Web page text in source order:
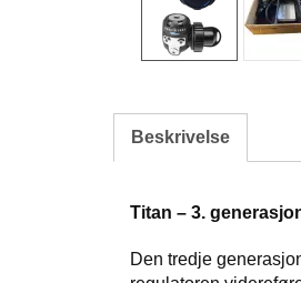
Beskrivelse
Titan – 3.
Den tredje